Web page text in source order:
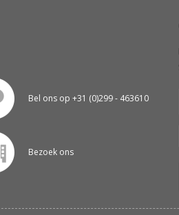
Bel ons op +31 (0)299 - 463610
Bezoek ons